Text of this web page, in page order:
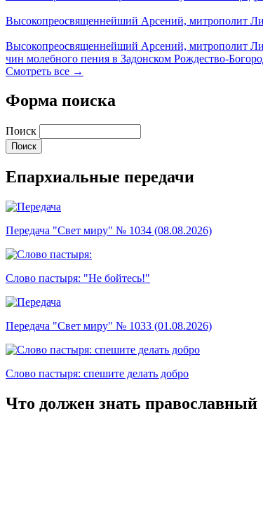
Высокопреосвященнейший Арсений, митрополит
Высокопреосвященнейший Арсений, митрополит
чин молебного пения в Задонском Рождество-
Смотреть все →
Форма поиска
Поиск
Епархиальные передачи
Передача "Свет миру" № 1034 (08.08.2026)
Слово пастыря: "Не бойтесь!"
Передача "Свет миру" № 1033 (01.08.2026)
Слово пастыря: спешите делать добро
Что должен знать православный